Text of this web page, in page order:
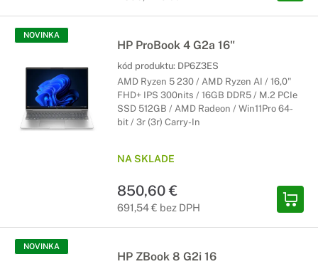
NOVINKA
HP ProBook 4 G2a 16"
kód produktu: DP6Z3ES
AMD Ryzen 5 230 / AMD Ryzen AI / 16,0"
FHD+ IPS 300nits / 16GB DDR5 / M.2 PCIe
SSD 512GB / AMD Radeon / Win11Pro 64-
bit / 3r (3r) Carry-In
NA SKLADE
850,60 €
691,54 € bez DPH
NOVINKA
HP ZBook 8 G2i 16